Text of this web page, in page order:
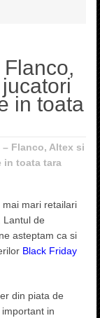
in toata
Flanco, Altex si
in toata tara
mari retailari
Lantul de
asteptam ca si
Black Friday
din piata de
in